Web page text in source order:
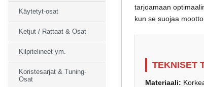
tarjoamaan
kun se suojaa
TEKNISET
Materiaali:
Käytetyt-osat
Ketjut / Rattaat & Osat
Kilpitelineet ym.
Koristesarjat & Tuning-
Osat